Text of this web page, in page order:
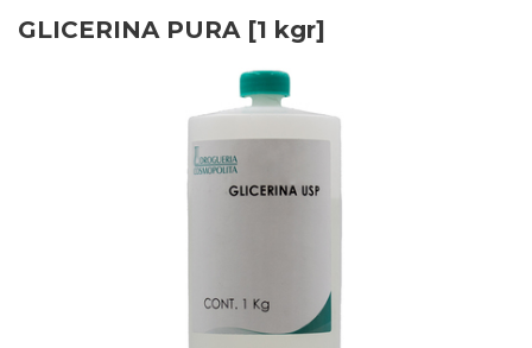
GLICERINA PURA [1 kgr]